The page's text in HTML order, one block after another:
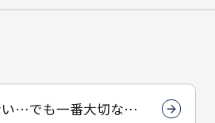
…でも一番大切なん